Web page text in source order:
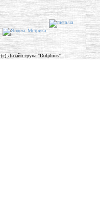
(c) Дизайн-група "Dolphins"